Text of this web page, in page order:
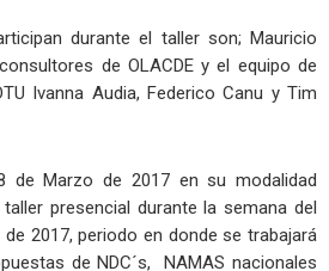
durante el taller son; Mauricio
de OLACDE y el equipo de
Ivanna Audia, Federico Canu y Tim
de Marzo de 2017 en su modalidad
presencial durante la semana del
2017, periodo en donde se trabajará
de NDC´s, NAMAS nacionales